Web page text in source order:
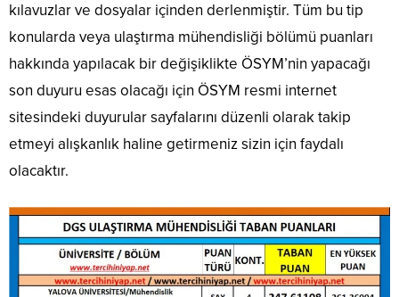
kılavuzlar ve dosyalar içinden derlenmiştir. Tüm bu tip
konularda veya ulaştırma mühendisliği bölümü puanları
hakkında yapılacak bir değişiklikte ÖSYM’nin yapacağı
son duyuru esas olacağı için ÖSYM resmi internet
sitesindeki duyurular sayfalarını düzenli olarak takip
etmeyi alışkanlık haline getirmeniz sizin için faydalı
olacaktır.